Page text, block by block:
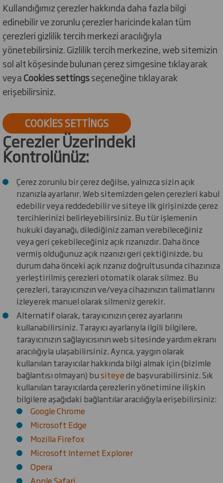
Kullandığımız çerezler hakkında daha fazla bilgi
edinebilir ve zorunlu çerezler haricinde kalan tüm
çerezleri gizlilik tercih merkezi aracılığıyla
yönetebilirsiniz. Gizlilik tercih merkezine, web sitemizin
sol alt köşesinde bulunan çerez simgesine tıklayarak
veyaCookies settingsseçeneğine tıklayarak
erişebilirsiniz.
COOKIES SETTINGS
Çerezler Üzerindeki
Kontrolünüz:
Çerez zorunlu bir çerez değilse, yalnızca sizin açık
rızanızla ayarlanır. Web sitemizden gelen çerezleri kabul
edebilir veya reddedebilir ve siteye ilk girişinizde çerez
tercihlerinizi belirleyebilirsiniz. Bu tür işlemenin
hukuki dayanağı, dilediğiniz zaman verebileceğiniz
veya geri çekebileceğiniz açık rızanızdır. Daha önce
vermiş olduğunuz açık rızanızı geri çektiğinizde, bu
durum daha önceki açık rızanız doğrultusunda cihazınıza
yerleştirilmiş çerezleri otomatik olarak silmez. Bu
çerezleri, tarayıcınızın ve/veya cihazınızın talimatlarını
izleyerek manuel olarak silmeniz gerekir.
Alternatif olarak, tarayıcınızın çerez ayarlarını
kullanabilirsiniz. Tarayıcı ayarlarıyla ilgili bilgilere,
tarayıcınızın sağlayıcısının web sitesinde yardım ekranı
aracılığıyla ulaşabilirsiniz. Ayrıca, yaygın olarak
kullanılan tarayıcılar hakkında bilgi almak için (bizimle
bağlantısı olmayan) busiteyede başvurabilirsiniz. Sık
kullanılan tarayıcılarda çerezlerin yönetimine ilişkin
bilgilere aşağıdaki bağlantılar aracılığıyla erişebilirsiniz:
Google Chrome
Microsoft Edge
Mozilla Firefox
Microsoft Internet Explorer
Opera
Apple Safari